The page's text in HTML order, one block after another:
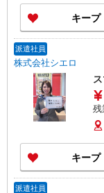
勤
ま
業
+
キープ
派遣社員
株式会社シエロ
残
+
万円支
ィブ支
有
キープ
派遣社員